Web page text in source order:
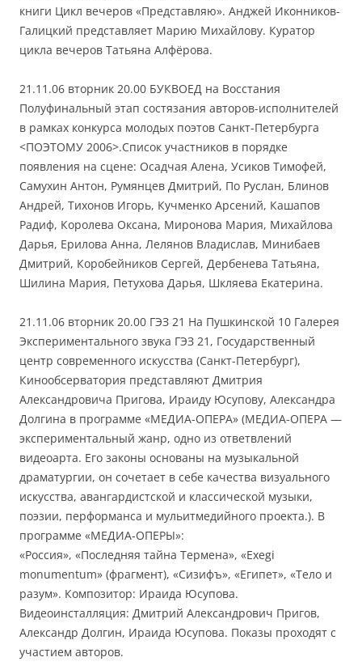
книги Цикл вечеров «Представляю». Анджей Иконников-
Галицкий представляет Марию Михайлову. Куратор
цикла вечеров Татьяна Алфёрова.
21.11.06 вторник 20.00 БУКВОЕД на Восстания
Полуфинальный этап состязания авторов-исполнителей
в рамках конкурса молодых поэтов Санкт-Петербурга
<ПОЭТОМУ 2006>.Список участников в порядке
появления на сцене: Осадчая Алена, Усиков Тимофей,
Самухин Антон, Румянцев Дмитрий, По Руслан, Блинов
Андрей, Тихонов Игорь, Кучменко Арсений, Кашапов
Радиф, Королева Оксана, Миронова Мария, Михайлова
Дарья, Ерилова Анна, Лелянов Владислав, Минибаев
Дмитрий, Коробейников Сергей, Дербенева Татьяна,
Шилина Мария, Петухова Дарья, Шкляева Екатерина.
21.11.06 вторник 20.00 ГЭЗ 21 На Пушкинской 10 Галерея
Экспериментального звука ГЭЗ 21, Государственный
центр современного искусства (Санкт-Петербург),
Кинообсерватория представляют Дмитрия
Александровича Пригова, Ираиду Юсупову, Александра
Долгина в программе «МЕДИА-ОПЕРА» (МЕДИА-ОПЕРА —
экспериментальный жанр, одно из ответвлений
видеоарта. Его законы основаны на музыкальной
драматургии, он сочетает в себе качества визуального
искусства, авангардистской и классической музыки,
поэзии, перформанса и мульитмедийного проекта.). В
программе «МЕДИА-ОПЕРЫ»:
«Россия», «Последняя тайна Термена», «Exegi
monumentum» (фрагмент), «Сизифъ», «Египет», «Тело и
разум». Композитор: Ираида Юсупова.
Видеоинсталляция: Дмитрий Александрович Пригов,
Александр Долгин, Ираида Юсупова. Показы проходят с
участием авторов.